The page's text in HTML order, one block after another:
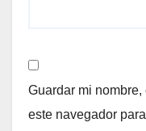
Guardar mi
este navegador